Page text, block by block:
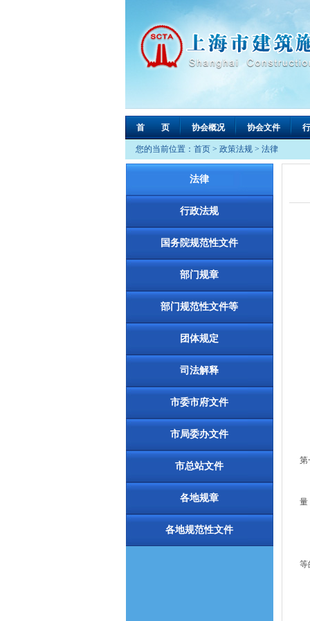
首 页 协会概况 协会文件
您的当前位置： 首页 > 政策法规 > 法律
法律
行政法规
国务院规范性文件
部门规章
部门规范性文件等
团体规定
司法解释
市委市府文件
市局委办文件
市总站文件
各地规章
各地规范性文件
量
等